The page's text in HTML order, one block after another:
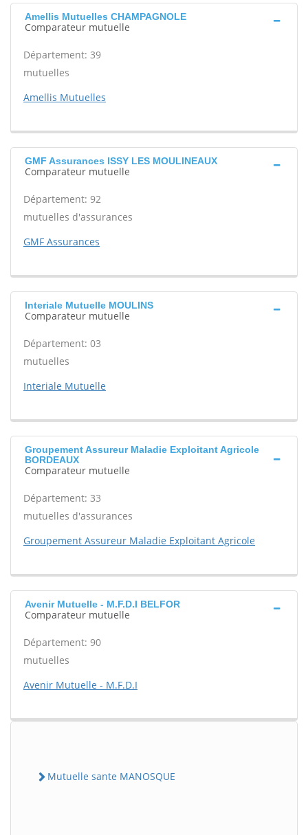
Amellis Mutuelles CHAMPAGNOLE
Comparateur mutuelle
Département: 39
mutuelles
Amellis Mutuelles
GMF Assurances ISSY LES MOULINEAUX
Comparateur mutuelle
Département: 92
mutuelles d'assurances
GMF Assurances
Interiale Mutuelle MOULINS
Comparateur mutuelle
Département: 03
mutuelles
Interiale Mutuelle
Groupement Assureur Maladie Exploitant Agricole
BORDEAUX
Comparateur mutuelle
Département: 33
mutuelles d'assurances
Groupement Assureur Maladie Exploitant Agricole
Avenir Mutuelle - M.F.D.I BELFOR
Comparateur mutuelle
Département: 90
mutuelles
Avenir Mutuelle - M.F.D.I
Mutuelle sante MANOSQUE